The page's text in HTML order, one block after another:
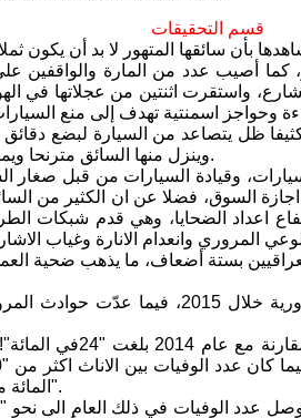
قسم التحقيقات
بأن سائقها المتهور لا بد أن يكون
كما أصيب عدد من المارة والواقفين
واستقرت اثنتين من عجلاتها في
ظل يتصاعد من السيارة لبضع
وينزل منها السائق مترنحا ويمسي في قبضة المتجمهرين.
وقيادة السيارات من قبل صغار
السوق، فضلا عن ان الكثير من
اعداد الضحايا، وهي قدم شبكات
بحسب وزارة التخطيط، فان أكثر من 12 الف شخص لاقوا مصرعهم
وأضافت أن "زيادة طفيفة حصلت في
المائة من المجموع الكلي للوفيات".